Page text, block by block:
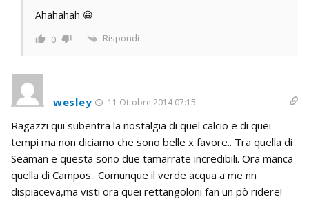
Ahahahah 😀
0 Rispondi
wesley 11 Ottobre 2014 07:15
Ragazzi qui subentra la nostalgia di quel calcio e di quei
tempi ma non diciamo che sono belle x favore.. Tra quella di
Seaman e questa sono due tamarrate incredibili. Ora manca
quella di Campos.. Comunque il verde acqua a me nn
dispiaceva,ma visti ora quei rettangoloni fan un pò ridere!